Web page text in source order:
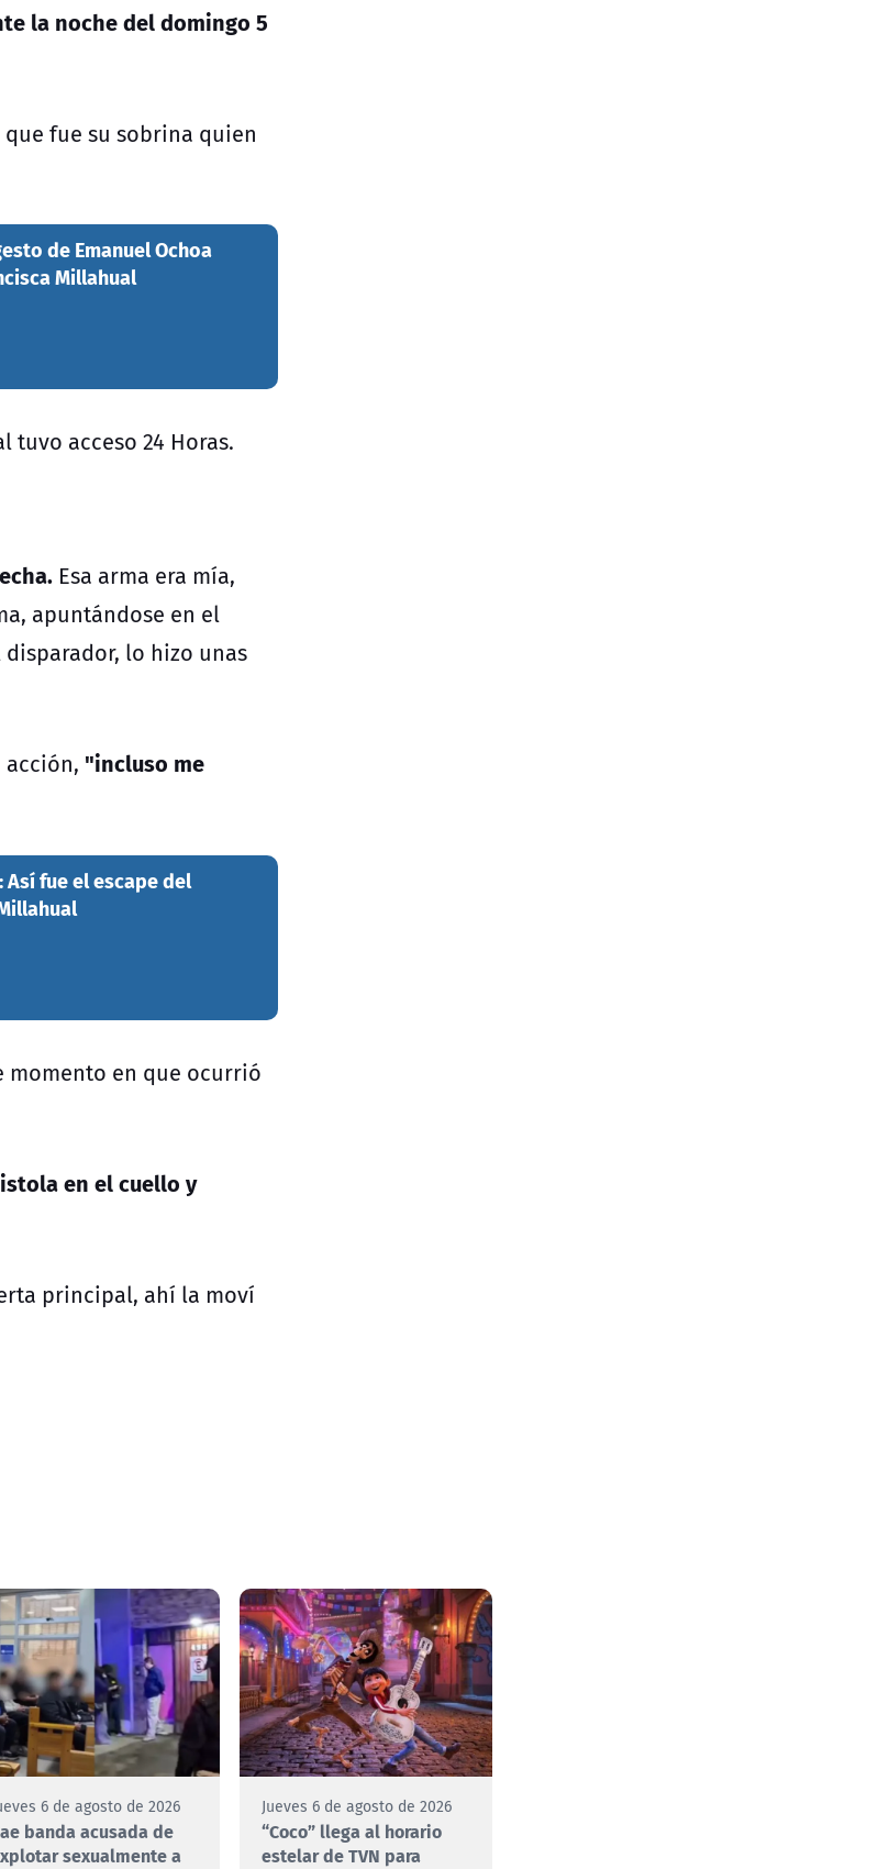
la noche del domingo 5
fue su sobrina quien
de Emanuel Ochoa
Millahual
tuvo acceso 24 Horas.
Esa arma era mía,
apuntándose en el
lo hizo unas
"incluso me
fue el escape del
momento en que ocurrió
en el cuello y
principal, ahí la moví
6 de agosto de 2026
banda acusada de
sexualmente a
Jueves 6 de agosto de 2026
“Coco” llega al horario
estelar de TVN para